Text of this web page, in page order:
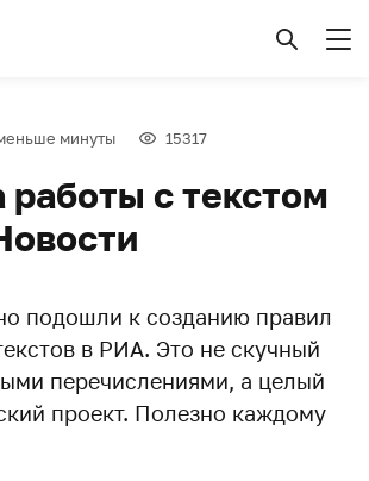
минуты 15317
работы с текстом
подошли к созданию правил
в РИА. Это не скучный
перечислениями, а целый
проект. Полезно каждому